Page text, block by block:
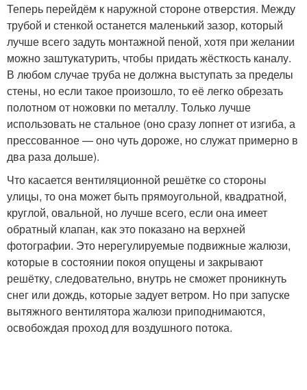
Теперь перейдём к наружной стороне отверстия. Между
трубой и стенкой останется маленький зазор, который
лучше всего задуть монтажной пеной, хотя при желании
можно заштукатурить, чтобы придать жёсткость каналу.
В любом случае труба не должна выступать за пределы
стены, но если такое произошло, то её легко обрезать
полотном от ножовки по металлу. Только лучше
использовать не стальное (оно сразу лопнет от изгиба, а
прессованное — оно чуть дороже, но служат примерно в
два раза дольше).
Что касается вентиляционной решётке со стороны
улицы, то она может быть прямоугольной, квадратной,
круглой, овальной, но лучше всего, если она имеет
обратный клапан, как это показано на верхней
фотографии. Это нерегулируемые подвижные жалюзи,
которые в состоянии покоя опущены и закрывают
решётку, следовательно, внутрь не сможет проникнуть
снег или дождь, которые задует ветром. Но при запуске
вытяжного вентилятора жалюзи приподнимаются,
освобождая проход для воздушного потока.